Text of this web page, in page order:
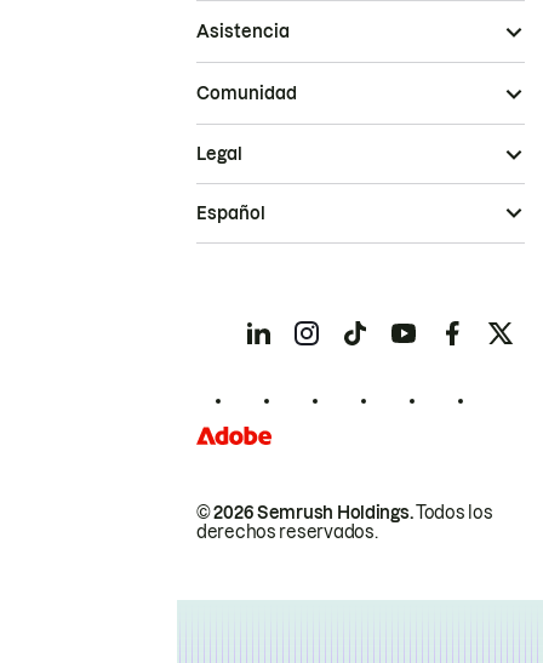
Asistencia
Comunidad
© 2026 Semrush Holdings.Todos los
derechos reservados.
Legal
Español